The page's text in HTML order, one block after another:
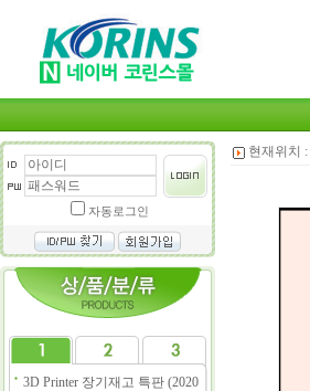
자동로그인
3D Printer 장기재고 특판 (2020
현재위치 :